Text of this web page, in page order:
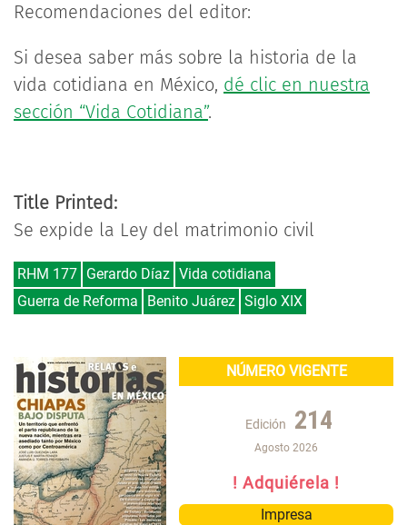
Recomendaciones del editor:
Si desea saber más sobre la historia de la
vida cotidiana en México, dé clic en nuestra
sección “Vida Cotidiana”.
Title Printed:
Se expide la Ley del matrimonio civil
RHM 177 Gerardo Díaz Vida cotidiana
Guerra de Reforma
Benito Juárez Siglo XIX
NÚMERO VIGENTE
Edición 214
Agosto 2026
! Adquiérela !
Impresa